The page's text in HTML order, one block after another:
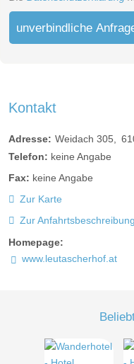
unverbindliche
Kontakt
Adresse: Weidach 305
Telefon: keine Angabe
Fax: keine Angabe
Zur Karte
Zur Anfahrtsbeschreibung
Homepage:
www.leutascherhof.at